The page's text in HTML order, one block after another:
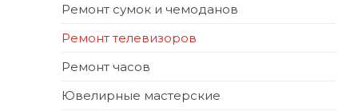
Ремонт сумок и чемоданов
Ремонт телевизоров
Ремонт часов
Ювелирные мастерские